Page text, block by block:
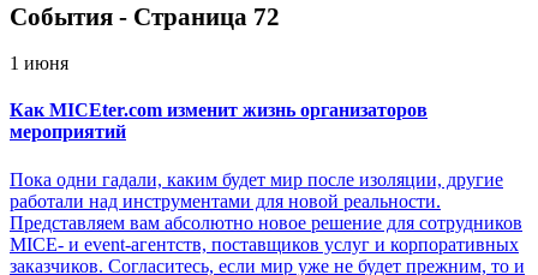
События - Страница 72
1 июня
Как MICEter.com изменит жизнь организаторов
мероприятий
Пока одни гадали, каким будет мир после изоляции, другие
работали над инструментами для новой реальности.
Представляем вам абсолютно новое решение для сотрудников
MICE- и event-агентств, поставщиков услуг и корпоративных
заказчиков. Согласитесь, если мир уже не будет прежним, то и